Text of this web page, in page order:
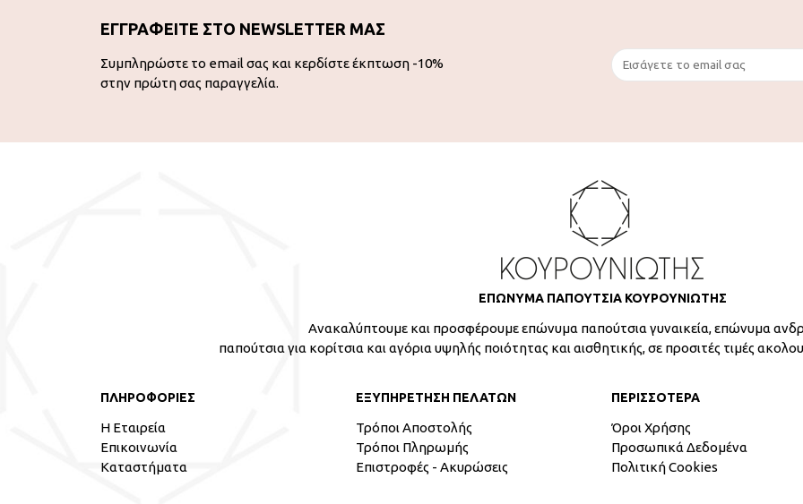
ΕΓΓΡΑΦΕΙΤΕ ΣΤΟ NEWSLETTER ΜΑΣ
Συμπληρώστε το email σας και κερδίστε έκπτωση -10%
στην πρώτη σας παραγγελία.
ΕΠΩΝΥΜΑ ΠΑΠΟΥΤΣΙΑ ΚΟΥΡΟΥΝΙΩΤΗΣ
Ανακαλύπτουμε και προσφέρουμε επώνυμα παπούτσια γυναικεία, επώνυμα
παπούτσια για κορίτσια και αγόρια υψηλής ποιότητας και αισθητικής, σε προσιτές τιμές
ΠΛΗΡΟΦΟΡΙΕΣ
Η Εταιρεία
Επικοινωνία
Καταστήματα
ΕΞΥΠΗΡΕΤΗΣΗ ΠΕΛΑΤΩΝ
Τρόποι Αποστολής
Τρόποι Πληρωμής
Επιστροφές - Ακυρώσεις
ΠΕΡΙΣΣΟΤΕΡΑ
Όροι Χρήσης
Προσωπικά Δεδομένα
Πολιτική Cookies